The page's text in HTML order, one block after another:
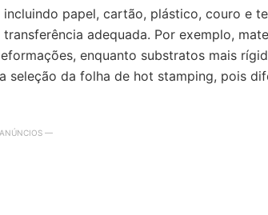
papel, cartão, plástico, couro e
adequada. Por exemplo,
enquanto substratos mais
da folha de hot stamping, pois
—